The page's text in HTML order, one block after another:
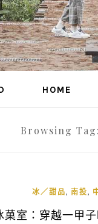
HOME
Browsing Tag:
冰／甜品, 南投,
菓室：穿越一甲